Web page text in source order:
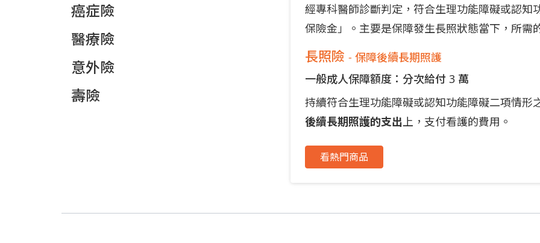
癌症險
醫療險
意外險
壽險
經專科醫師診斷判定，符合生理功能障礙或認知
保險金」。主要是保障發生長照狀態當下，所需
長照險 - 保障後續長期照護
一般成人保障額度：分次給付 3 萬
持續符合生理功能障礙或認知功能障礙二項情形
後續長期照護的支出上，支付看護的費用。
看熱門商品